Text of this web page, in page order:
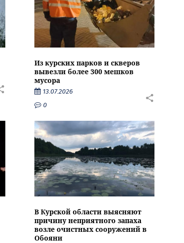
Из курских парков и скверов
вывезли более 300 мешков
мусора
13.07.2026
0
В Курской области выясняют
причину неприятного запаха
возле очистных сооружений в
Обояни